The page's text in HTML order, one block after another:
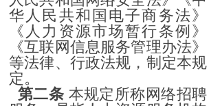
华人民共和国电子商务法》
《人力资源市场暂行条例》
《互联网信息服务管理办法》
等法律、行政法规，制定本规
定。
第二条 本规定所称网络招聘